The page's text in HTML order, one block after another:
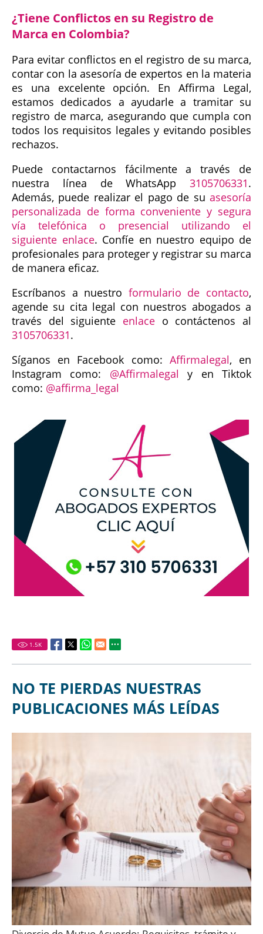
¿Tiene Conflictos en su Registro de
Marca en Colombia?
Para evitar conflictos en el registro de su marca,
contar con la asesoría de expertos en la materia
es una excelente opción. En Affirma Legal,
estamos dedicados a ayudarle a tramitar su
registro de marca, asegurando que cumpla con
todos los requisitos legales y evitando posibles
rechazos.
Puede contactarnos fácilmente a través de
nuestra línea de WhatsApp 3105706331.
Además, puede realizar el pago de su asesoría
personalizada de forma conveniente y segura
vía telefónica o presencial utilizando el
siguiente enlace. Confíe en nuestro equipo de
profesionales para proteger y registrar su marca
de manera eficaz.
Escríbanos a nuestro formulario de contacto,
agende su cita legal con nuestros abogados a
través del siguiente enlace o contáctenos al
3105706331.
Síganos en Facebook como: Affirmalegal, en
Instagram como: @Affirmalegal y en Tiktok
como: @affirma_legal
1.5K
NO TE PIERDAS NUESTRAS
PUBLICACIONES MÁS LEÍDAS